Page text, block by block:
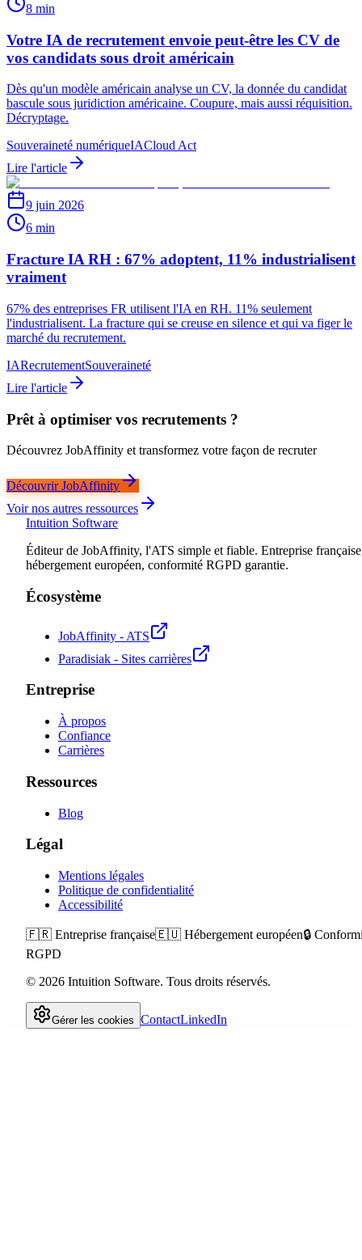
8 min
Votre IA de recrutement envoie peut-être les CV de
vos candidats sous droit américain
Dès qu'un modèle américain analyse un CV, la donnée du candidat
bascule sous juridiction américaine. Coupure, mais aussi réquisition.
Décryptage.
Souveraineté numériqueIACloud Act
Lire l'article
9 juin 2026
6 min
Fracture IA RH : 67% adoptent, 11% industrialisent
vraiment
67% des entreprises FR utilisent l'IA en RH. 11% seulement
l'industrialisent. La fracture qui se creuse en silence et qui va figer le
marché du recrutement.
IARecrutementSouveraineté
Lire l'article
Prêt à optimiser vos recrutements ?
Découvrez JobAffinity et transformez votre façon de recruter
Découvrir JobAffinity
Voir nos autres ressources
Intuition Software
Éditeur de JobAffinity, l'ATS simple et fiable. Entreprise
hébergement européen, conformité RGPD garantie.
Écosystème
JobAffinity - ATS
Paradisiak - Sites carrières
Entreprise
À propos
Confiance
Carrières
Ressources
Blog
Légal
Mentions légales
Politique de confidentialité
Accessibilité
🇫🇷 Entreprise française🇪🇺 Hébergement européen🔒
RGPD
© 2026 Intuition Software. Tous droits réservés.
Gérer les cookies ContactLinkedIn